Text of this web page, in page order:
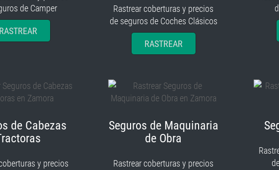
de Camper
RASTREAR
Rastrear coberturas y precios
de seguros de Coches Clásicos
RASTREAR
de Cabezas
y precios
Seguros de Maquinaria
de Obra
Rastrear coberturas y precios